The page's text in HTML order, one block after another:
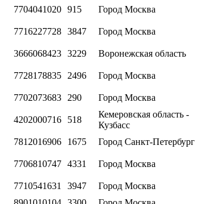
7704041020 915 Город Москва
7716227728 3847 Город Москва
3666068423 3229 Воронежская область
7728178835 2496 Город Москва
7702073683 290 Город Москва
4202000716 518
Кемеровская область -
Кузбасс
7812016906 1675 Город Санкт-Петербург
7706810747 4331 Город Москва
7710541631 3947 Город Москва